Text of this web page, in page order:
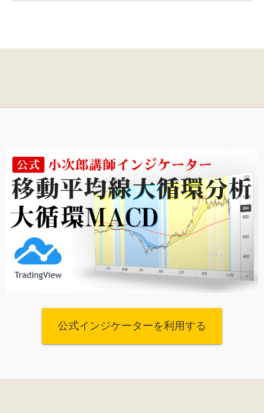
公式インジケーターを利用する